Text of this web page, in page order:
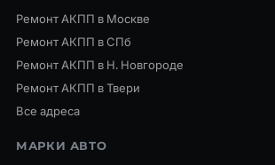
Ремонт АКПП в Москве
Ремонт АКПП в СПб
Ремонт АКПП в Н. Новгороде
Ремонт АКПП в Твери
Все адреса
МАРКИ АВТО